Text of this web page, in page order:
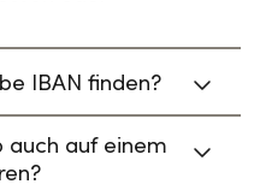
IBAN finden?
auch auf einem